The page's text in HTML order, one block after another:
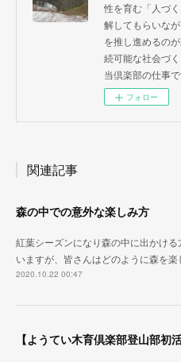
性を育む「人づ
解してもらいな
を推し進めるの
続可能な社会づ
当倶楽部の仕事で
フォロー
関連記事
森の中での意外な楽しみ方
紅葉シーズンになり森の中に出かける
いますが、皆さんはどのように森を
2020.10.22 00:47